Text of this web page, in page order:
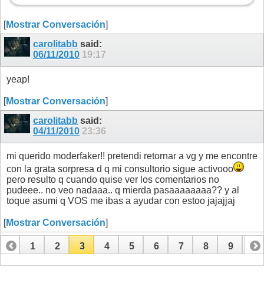
[Mostrar Conversación]
carolitabb said:
06/11/2010 19:17
yeap!
[Mostrar Conversación]
carolitabb said:
04/11/2010 23:36
mi querido moderfaker!! pretendi retornar a vg y me encontre
con la grata sorpresa d q mi consultorio sigue activooo
pero resulto q cuando quise ver los comentarios no
pudeee.. no veo nadaaa.. q mierda pasaaaaaaaa?? y al
toque asumi q VOS me ibas a ayudar con estoo jajajjaj
[Mostrar Conversación]
1 2 3 4 5 6 7 8 9 10